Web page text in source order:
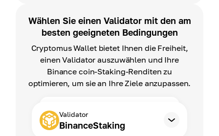
Validator
BinanceStaking
Wählen Sie einen Validator mit den am
besten geeigneten Bedingungen
Cryptomus Wallet bietet Ihnen die Freiheit,
einen Validator auszuwählen und Ihre
Binance coin-Staking-Renditen zu
optimieren, um sie an Ihre Ziele anzupassen.